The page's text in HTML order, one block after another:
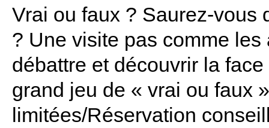
Vrai ou faux ? Saurez-vous
? Une visite pas comme
débattre et découvrir la
grand jeu de « vrai ou faux
limitées/Réservation